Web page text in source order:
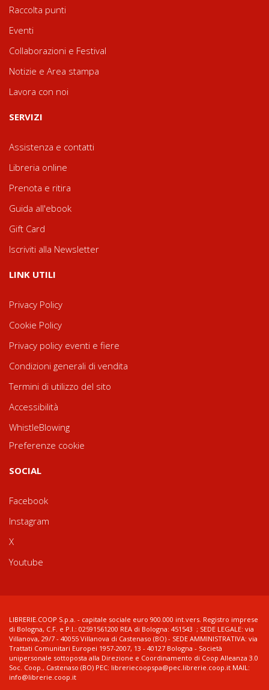
Raccolta punti
Eventi
Collaborazioni e Festival
Notizie e Area stampa
Lavora con noi
SERVIZI
Assistenza e contatti
Libreria online
Prenota e ritira
Guida all'ebook
Gift Card
Iscriviti alla Newsletter
LINK UTILI
Privacy Policy
Cookie Policy
Privacy policy eventi e fiere
Condizioni generali di vendita
Termini di utilizzo del sito
Accessibilità
WhistleBlowing
Preferenze cookie
SOCIAL
Facebook
Instagram
X
Youtube
LIBRERIE.COOP S.p.a. - capitale sociale euro 900.000 int.vers. Registro imprese
di Bologna, C.F. e P.I.: 02591561200 REA di Bologna: 451543 ; SEDE LEGALE: via
Villanova, 29/7 - 40055 Villanova di Castenaso (BO) - SEDE AMMINISTRATIVA: via
Trattati Comunitari Europei 1957-2007, 13 - 40127 Bologna - Società
unipersonale sottoposta alla Direzione e Coordinamento di Coop Alleanza 3.0
Soc. Coop., Castenaso (BO) PEC: libreriecoopspa@pec.librerie.coop.it MAIL:
info@librerie.coop.it